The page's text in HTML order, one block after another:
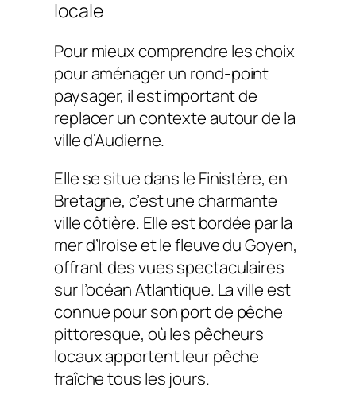
locale
Pour mieux comprendre les choix
pour aménager un rond-point
paysager, il est important de
replacer un contexte autour de la
ville d’Audierne.
Elle se situe dans le Finistère, en
Bretagne, c’est une charmante
ville côtière. Elle est bordée par la
mer d’Iroise et le fleuve duGoyen,
offrant des vues spectaculaires
sur l’océan Atlantique. La ville est
connue pour son port de pêche
pittoresque, où les pêcheurs
locaux apportent leur pêche
fraîche tous les jours.